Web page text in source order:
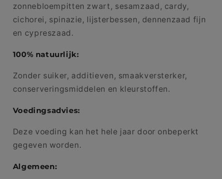
zonnebloempitten zwart, sesamzaad, cardy,
cichorei, spinazie, lijsterbessen, dennenzaad fijn
en cypreszaad.
100% natuurlijk:
Zonder suiker, additieven, smaakversterker,
conserveringsmiddelen en kleurstoffen.
Voedingsadvies:
Deze voeding kan het hele jaar door onbeperkt
gegeven worden.
Algemeen: